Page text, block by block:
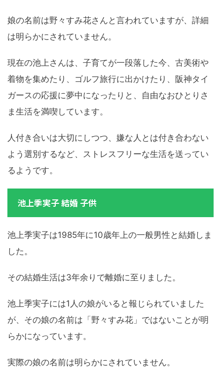
娘の名前は野々すみ花さんと言われていますが、詳細
は明らかにされていません。
現在の池上さんは、子育てが一段落した今、古美術や
着物を集めたり、ゴルフ旅行に出かけたり、阪神タイ
ガースの応援に夢中になったりと、自由なおひとりさ
ま生活を満喫しています。
人付き合いは大切にしつつ、嫌な人とは付き合わない
よう選別するなど、ストレスフリーな生活を送ってい
るようです。
池上季実子 結婚 子供
池上季実子は1985年に10歳年上の一般男性と結婚しま
した。
その結婚生活は3年余りで離婚に至りました。
池上季実子には1人の娘がいると報じられていました
が、その娘の名前は「野々すみ花」ではないことが明
らかになっています。
実際の娘の名前は明らかにされていません。